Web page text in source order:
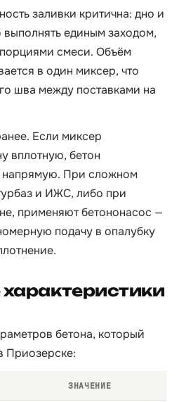
заливки критична: дно и
единым заходом,
смеси. Объём
в один миксер, что
шва между поставками на
Если миксер
вплотную, бетон
напрямую. При сложном
и ИЖС, либо при
применяют бетононасос —
подачу в опалубку
характеристики
бетона, который
Приозерске:
ЗНАЧЕНИЕ